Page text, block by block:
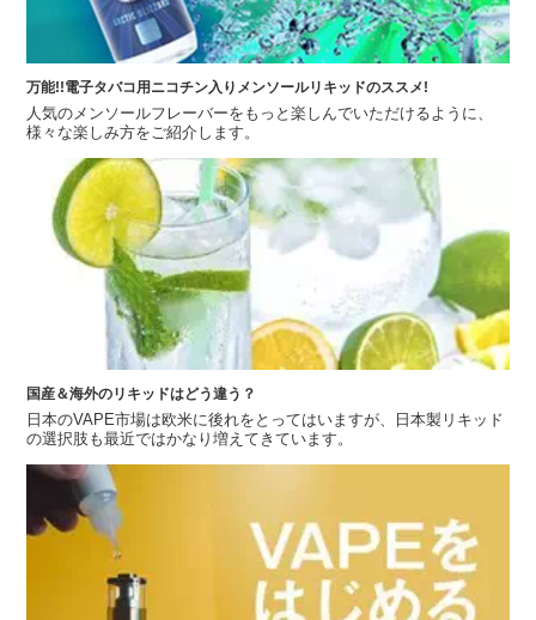
万能!!電子タバコ用ニコチン入りメンソールリキッドのススメ!
人気のメンソールフレーバーをもっと楽しんでいただけるように、
様々な楽しみ方をご紹介します。
国産＆海外のリキッドはどう違う？
日本のVAPE市場は欧米に後れをとってはいますが、日本製リキッド
の選択肢も最近ではかなり増えてきています。